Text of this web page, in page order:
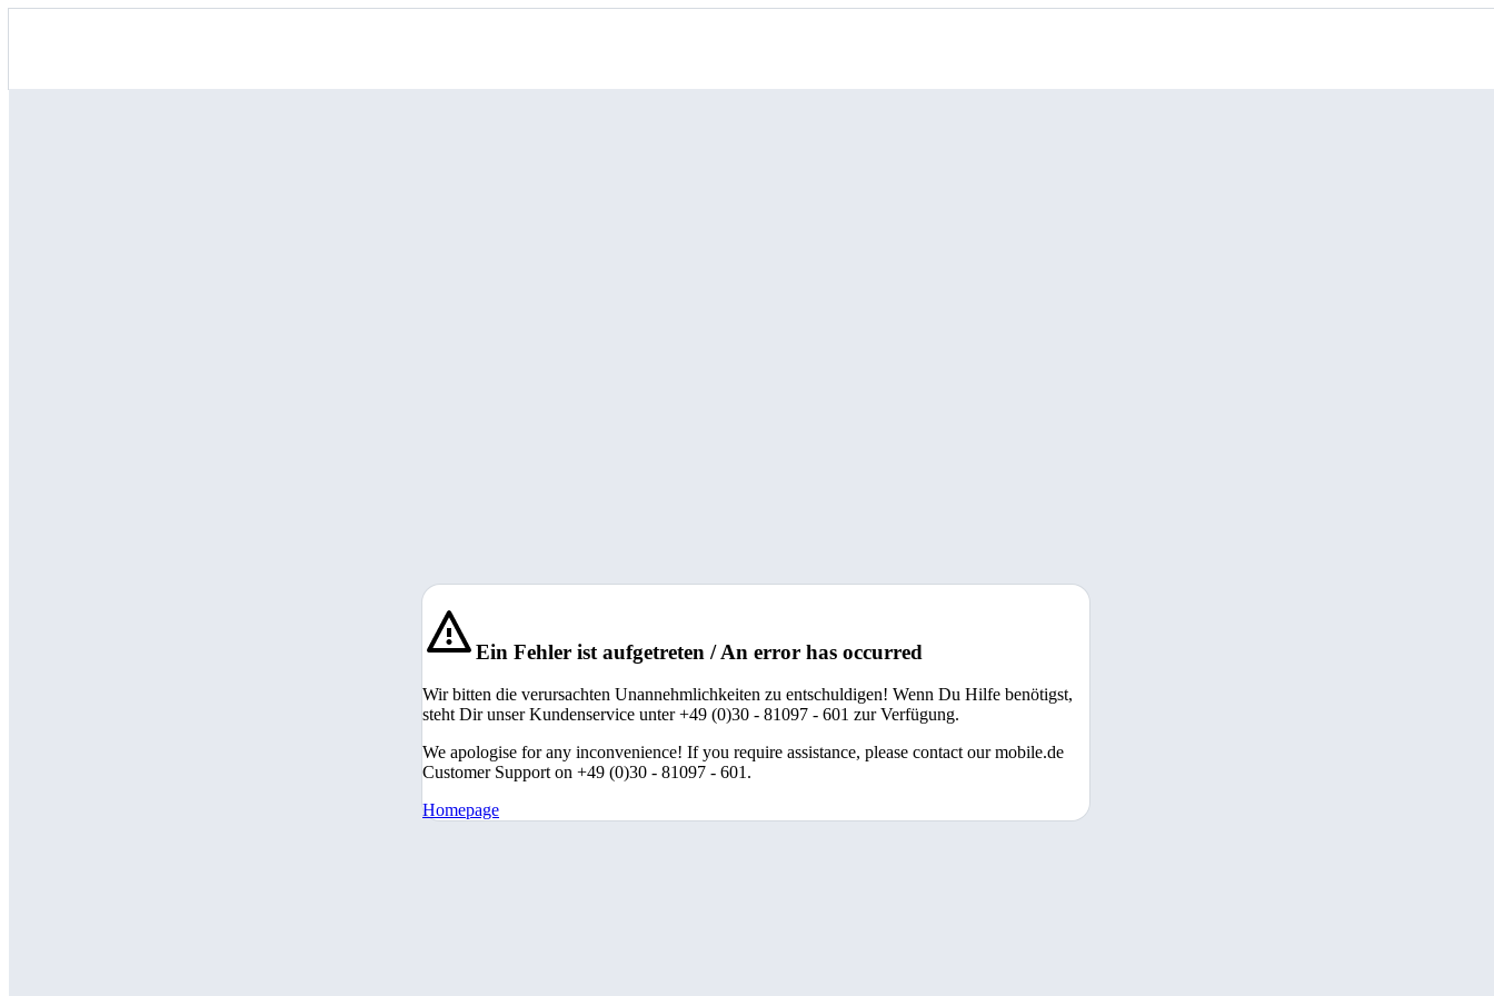
Ein Fehler ist aufgetreten / An error has occurred
Wir bitten die verursachten Unannehmlichkeiten zu entschuldigen! Wenn Du Hilfe benötigst,
steht Dir unser Kundenservice unter +49 (0)30 - 81097 - 601 zur Verfügung.
We apologise for any inconvenience! If you require assistance, please contact our mobile.de
Customer Support on +49 (0)30 - 81097 - 601.
Homepage